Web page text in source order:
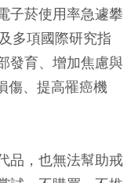
子菸使用率急遽攀
多項國際研究指
發育、增加焦慮與
傷、提高罹癌機
品，也無法幫助戒